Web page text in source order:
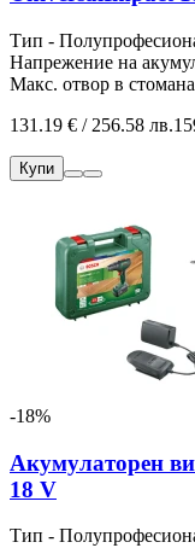
Тип -
Напрежение на
Макс. отвор в
131.19 € / 256.58 лв.
Купи
-18%
Акумулаторен
18 V
Тип -